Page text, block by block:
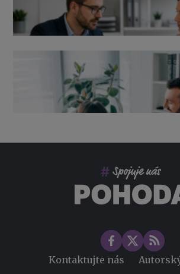
Výpověď ze zdravotních důvodů 2026 –
zaměstnavatele
Kontaktujte nás